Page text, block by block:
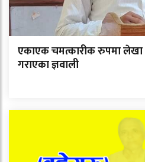
एकाएक चमत्कारीक रुपमा लेखा
गराएका ज्ञवाली